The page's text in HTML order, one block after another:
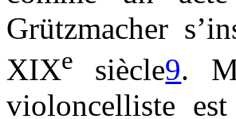
Grützmacher
XIXe siècle9.
violoncelliste